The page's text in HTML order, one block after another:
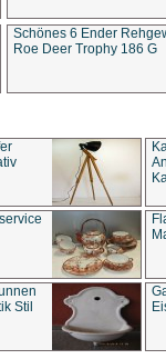
Schönes 6 Ender
Roe Deer Trophy 186 G
Stil